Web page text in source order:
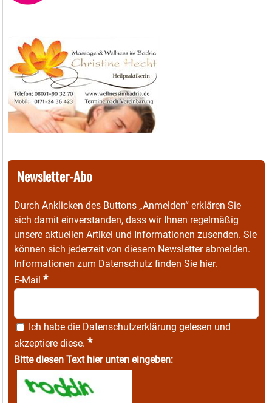
Newsletter-Abo
Durch Anklicken des Buttons „Anmelden“ erklären Sie
sich damit einverstanden, dass wir Ihnen regelmäßig
unsere aktuellen Artikel und Informationen zusenden. Sie
können sich jederzeit von diesem Newsletter abmelden.
Informationen zum Datenschutz finden Sie hier.
E-Mail *
Ich habe die Datenschutzerklärung gelesen und
akzeptiere diese. *
Bitte diesen Text hier unten eingeben: